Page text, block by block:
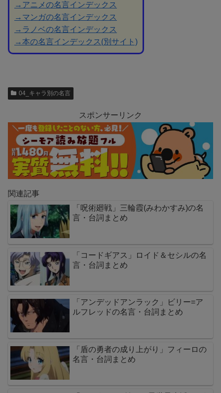
→アニメの名言インデックス
→マンガの名言インデックス
→ラノベの名言インデックス
→本の名言インデックス(別サイト)
04_キャラ別の名言
スポンサーリンク
関連記事
「呪術廻戦」三輪霞(みわかすみ)の名
言・台詞まとめ
「コードギアス」ロイド＆セシルの名
言・台詞まとめ
「アンデッドアンラック」ビリー=ア
ルフレッドの名言・台詞まとめ
「盾の勇者の成り上がり」フィーロの
名言・台詞まとめ